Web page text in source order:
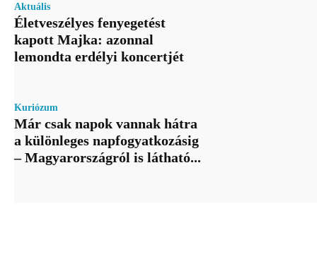
Aktuális
Életveszélyes fenyegetést
kapott Majka: azonnal
lemondta erdélyi koncertjét
Kuriózum
Már csak napok vannak hátra
a különleges napfogyatkozásig
– Magyarországról is látható...